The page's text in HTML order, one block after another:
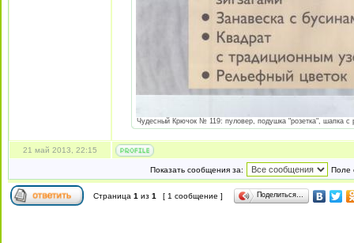
Чудесный Крючок № 119: пуловер, подушка "розетка", шапка с
21 май 2013, 22:15
Показать сообщения за: Поле
Страница 1 из 1 [ 1 сообщение ] Поделиться…